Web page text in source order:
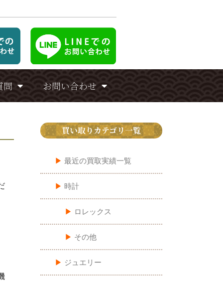
問 お問い合わせ
買い取りカテゴリ一覧
▶︎ 最近の買取実績一覧
▶︎ 時計
▶︎ ロレックス
▶︎ その他
▶︎ ジュエリー